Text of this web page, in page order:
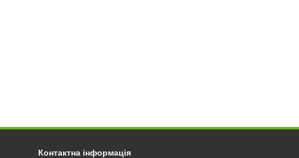
Контактна інформація